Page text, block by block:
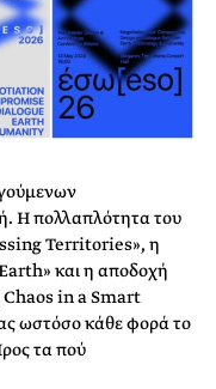
Η πολλαπλότητα του
Territories», η
και η αποδοχή
Chaos in a Smart
ωστόσο κάθε φορά το
τα πού